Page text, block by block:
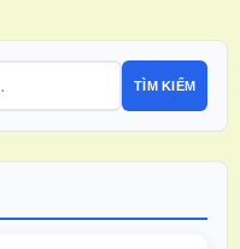
TÌM KIẾM